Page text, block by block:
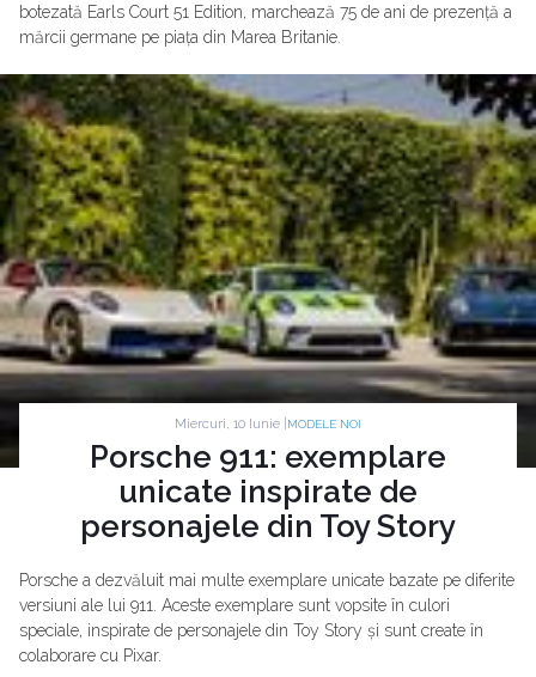
botezată Earls Court 51 Edition, marchează 75 de ani de prezență a
mărcii germane pe piața din Marea Britanie.
Miercuri, 10 Iunie | MODELE NOI
Porsche 911: exemplare
unicate inspirate de
personajele din Toy Story
Porsche a dezvăluit mai multe exemplare unicate bazate pe diferite
versiuni ale lui 911. Aceste exemplare sunt vopsite în culori
speciale, inspirate de personajele din Toy Story și sunt create în
colaborare cu Pixar.